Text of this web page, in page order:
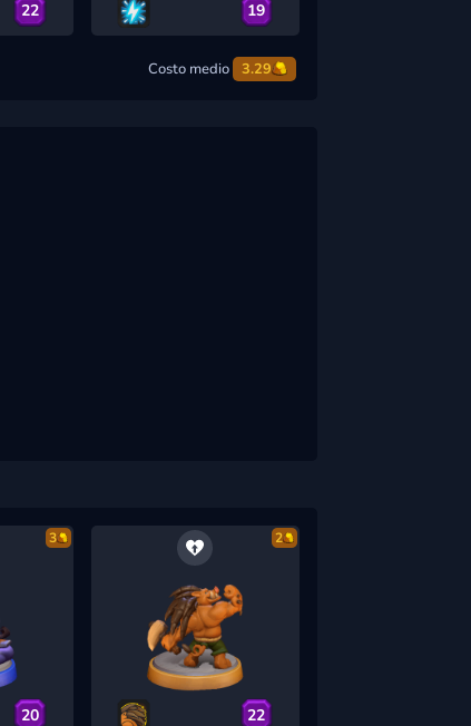
22 19
Costo medio 3.29
3
20
2
22